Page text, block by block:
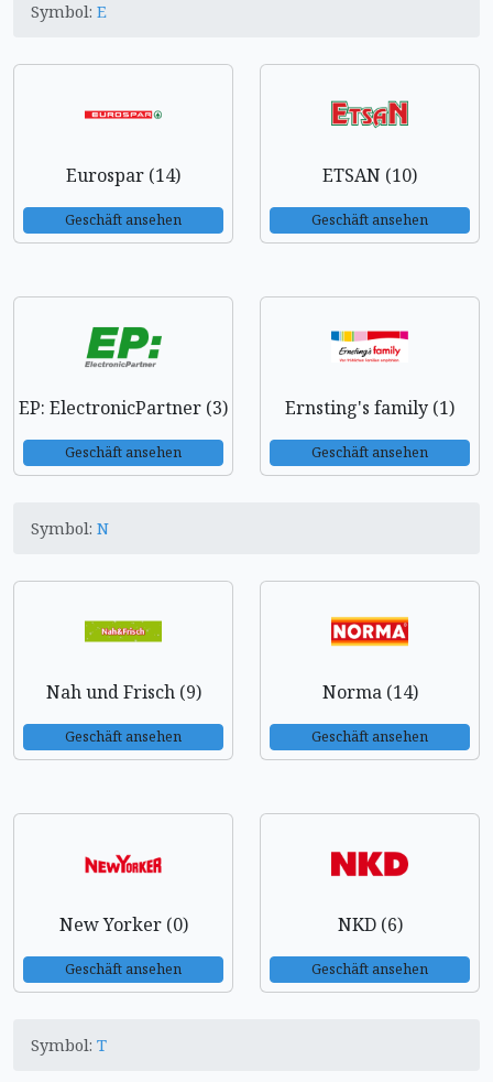
Symbol: E
Eurospar (14)
Geschäft ansehen
ETSAN (10)
Geschäft ansehen
EP: ElectronicPartner (3)
Geschäft ansehen
Ernsting's family (1)
Geschäft ansehen
Symbol: N
Nah und Frisch (9)
Geschäft ansehen
Norma (14)
Geschäft ansehen
New Yorker (0)
Geschäft ansehen
NKD (6)
Geschäft ansehen
Symbol: T